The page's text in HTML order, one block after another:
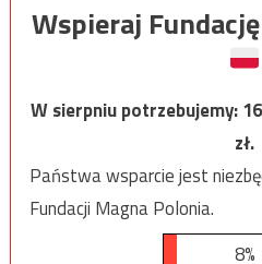
Wspieraj
W sierpniu potrzebujemy:
zł.
Państwa wsparcie jest
Fundacji Magna Polonia.
8%